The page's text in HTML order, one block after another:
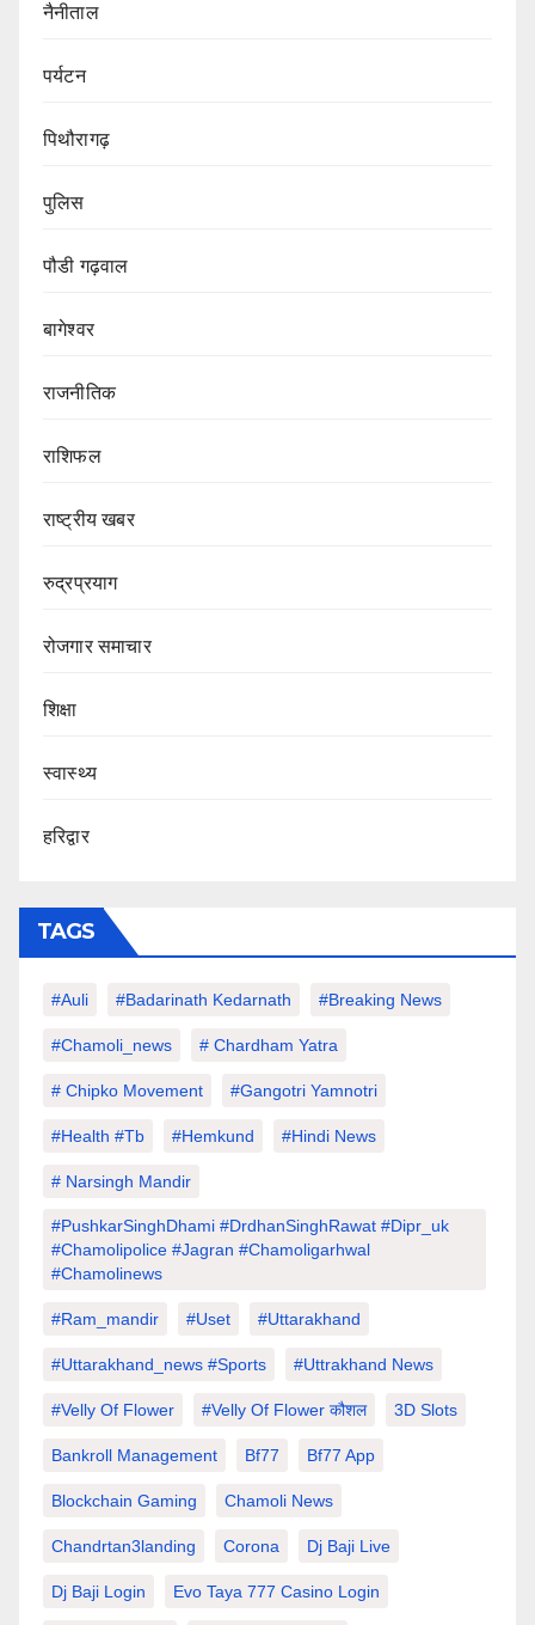
नैनीताल
पर्यटन
पिथौरागढ़
पुलिस
पौडी गढ़वाल
बागेश्वर
राजनीतिक
राशिफल
राष्ट्रीय खबर
रुद्रप्रयाग
रोजगार समाचार
शिक्षा
स्वास्थ्य
हरिद्वार
TAGS
#auli #Badarinath Kedarnath #Breaking News
#chamoli_news # Chardham Yatra
# Chipko Movement #Gangotri Yamnotri
#Health #tb #hemkund #hindi News
# Narsingh Mandir
#PushkarSinghDhami #drdhanSinghRawat #dipr_uk
#chamolipolice #Jagran #chamoligarhwal
#chamolinews
#Ram_mandir #uset #uttarakhand
#Uttarakhand_news #sports #Uttrakhand News
#velly Of Flower #velly Of Flower कौशल 3D Slots
Bankroll Management Bf77 Bf77 App
Blockchain Gaming Chamoli News
Chandrtan3landing Corona Dj Baji Live
Dj Baji Login Evo Taya 777 Casino Login